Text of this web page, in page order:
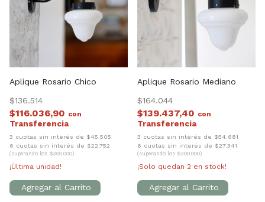
Aplique Rosario Chico
$136.514
$116.036,90 con
3 cuotas sin interés de $45.505
6 cuotas sin interés de $22.752
(superando los $300.000)
¡Última unidad!
Aplique Rosario Mediano
$164.044
$139.437,40 con
3 cuotas sin interés de $54.681
6 cuotas sin interés de $27.341
(superando los $300.000)
¡Solo quedan 2 en stock!